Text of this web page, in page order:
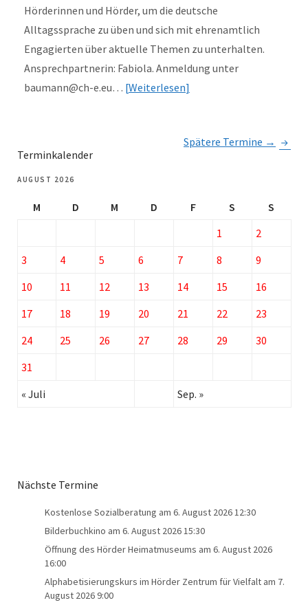
Hörderinnen und Hörder, um die deutsche
Alltagssprache zu üben und sich mit ehrenamtlich
Engagierten über aktuelle Themen zu unterhalten.
Ansprechpartnerin: Fabiola. Anmeldung unter
baumann@ch-e.eu… Weiterlesen
Spätere Termine →
Terminkalender
AUGUST 2026
M D M D F S
S
1
2
3
4 5 6 7 8
9
10
11 12 13 14 15
16
17
18 19 20 21 22
23
24
25 26 27 28 29
30
31
« Juli
Sep. »
Nächste Termine
Kostenlose Sozialberatung am 6. August 2026 12:30
Bilderbuchkino am 6. August 2026 15:30
Öffnung des Hörder Heimatmuseums am 6. August 2026
16:00
Alphabetisierungskurs im Hörder Zentrum für Vielfalt am 7.
August 2026 9:00